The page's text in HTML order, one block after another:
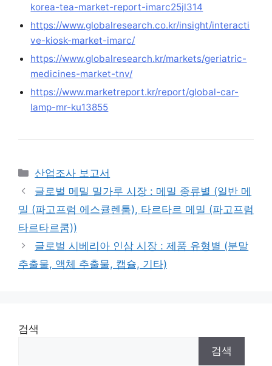
korea-tea-market-report-imarc25jl314
https://www.globalresearch.co.kr/insight/interacti
ve-kiosk-market-imarc/
https://www.globalresearch.kr/markets/geriatric-
medicines-market-tnv/
https://www.marketreport.kr/report/global-car-
lamp-mr-ku13855
Categories
산업조사 보고서
글로벌 메밀 밀가루 시장 : 메밀 종류별 (일반 메
밀 (파고프럼 에스큘렌툼), 타르타르 메밀 (파고프럼
타르타르쿰))
글로벌 시베리아 인삼 시장 : 제품 유형별 (분말
추출물, 액체 추출물, 캡슐, 기타)
검색
검색